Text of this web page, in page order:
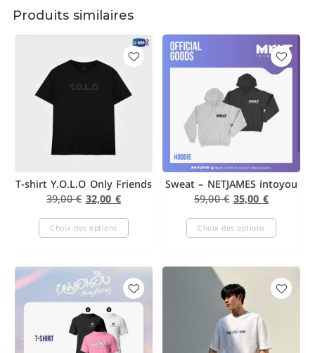
Produits similaires
T-shirt Y.O.L.O Only Friends
39,00€ 32,00 €
Choix des options
Sweat – NETJAMES intoyou
59,00€ 35,00 €
Choix des options